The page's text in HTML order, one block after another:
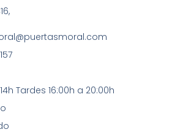
Tardes 16:00h a 20:00h